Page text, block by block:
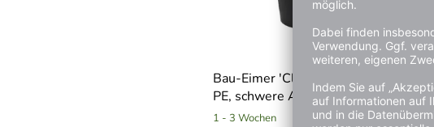
Bau-Eimer ′Classic′ 20 Liter aus
PE, schwere Ausführung
1 - 3 Wochen